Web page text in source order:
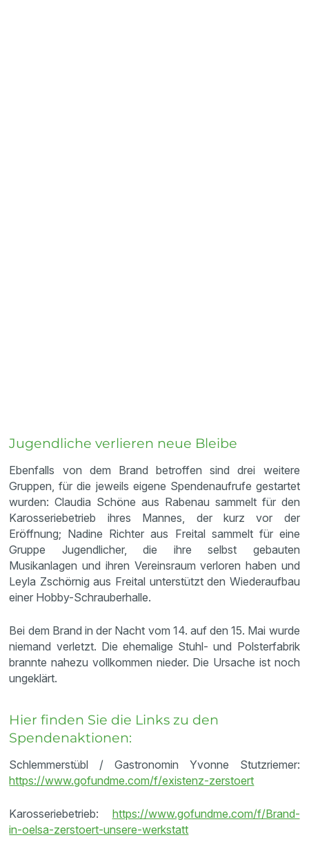
Jugendliche verlieren neue Bleibe
Ebenfalls von dem Brand betroffen sind drei weitere
Gruppen, für die jeweils eigene Spendenaufrufe gestartet
wurden: Claudia Schöne aus Rabenau sammelt für den
Karosseriebetrieb ihres Mannes, der kurz vor der
Eröffnung; Nadine Richter aus Freital sammelt für eine
Gruppe Jugendlicher, die ihre selbst gebauten
Musikanlagen und ihren Vereinsraum verloren haben und
Leyla Zschörnig aus Freital unterstützt den Wiederaufbau
einer Hobby-Schrauberhalle.
Bei dem Brand in der Nacht vom 14. auf den 15. Mai wurde
niemand verletzt. Die ehemalige Stuhl- und Polsterfabrik
brannte nahezu vollkommen nieder. Die Ursache ist noch
ungeklärt.
Hier finden Sie die Links zu den
Spendenaktionen:
Schlemmerstübl / Gastronomin Yvonne Stutzriemer:
https://www.gofundme.com/f/existenz-zerstoert
Karosseriebetrieb: https://www.gofundme.com/f/Brand-
in-oelsa-zerstoert-unsere-werkstatt